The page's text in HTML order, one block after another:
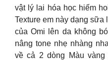
vật lý lai hóa học hiếm
Texture em này dạng sữa
của Omi lên da không
nâng tone nhẹ nhàng
về cả 2 dòng Màu vàng